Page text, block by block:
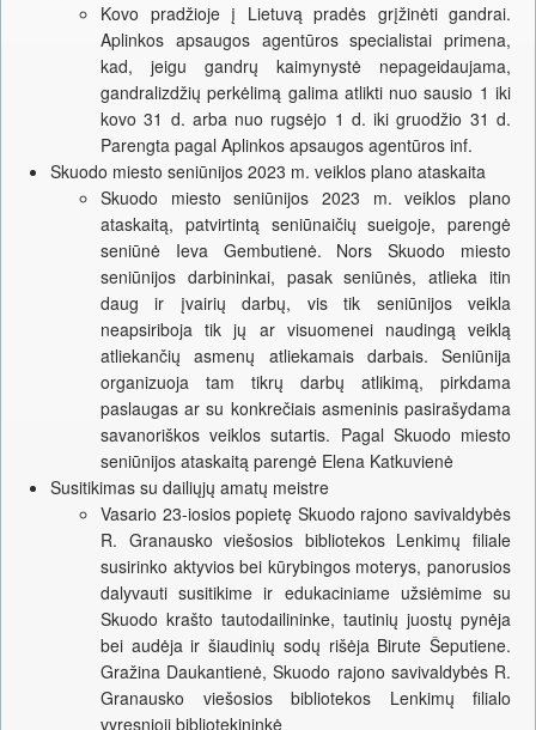
Kovo pradžioje į Lietuvą pradės grįžinėti gandrai.
Aplinkos apsaugos agentūros specialistai primena,
kad, jeigu gandrų kaimynystė nepageidaujama,
gandralizdžių perkėlimą galima atlikti nuo sausio 1 iki
kovo 31 d. arba nuo rugsėjo 1 d. iki gruodžio 31 d.
Parengta pagal Aplinkos apsaugos agentūros inf.
Skuodo miesto seniūnijos 2023 m. veiklos plano ataskaita
Skuodo miesto seniūnijos 2023 m. veiklos plano
ataskaitą, patvirtintą seniūnaičių sueigoje, parengė
seniūnė Ieva Gembutienė. Nors Skuodo miesto
seniūnijos darbininkai, pasak seniūnės, atlieka itin
daug ir įvairių darbų, vis tik seniūnijos veikla
neapsiriboja tik jų ar visuomenei naudingą veiklą
atliekančių asmenų atliekamais darbais. Seniūnija
organizuoja tam tikrų darbų atlikimą, pirkdama
paslaugas ar su konkrečiais asmeninis pasirašydama
savanoriškos veiklos sutartis. Pagal Skuodo miesto
seniūnijos ataskaitą parengė Elena Katkuvienė
Susitikimas su dailiųjų amatų meistre
Vasario 23-iosios popietę Skuodo rajono savivaldybės
R. Granausko viešosios bibliotekos Lenkimų filiale
susirinko aktyvios bei kūrybingos moterys, panorusios
dalyvauti susitikime ir edukaciniame užsiėmime su
Skuodo krašto tautodailininke, tautinių juostų pynėja
bei audėja ir šiaudinių sodų rišėja Birute Šeputiene.
Gražina Daukantienė, Skuodo rajono savivaldybės R.
Granausko viešosios bibliotekos Lenkimų filialo
vyresnioji bibliotekininkė